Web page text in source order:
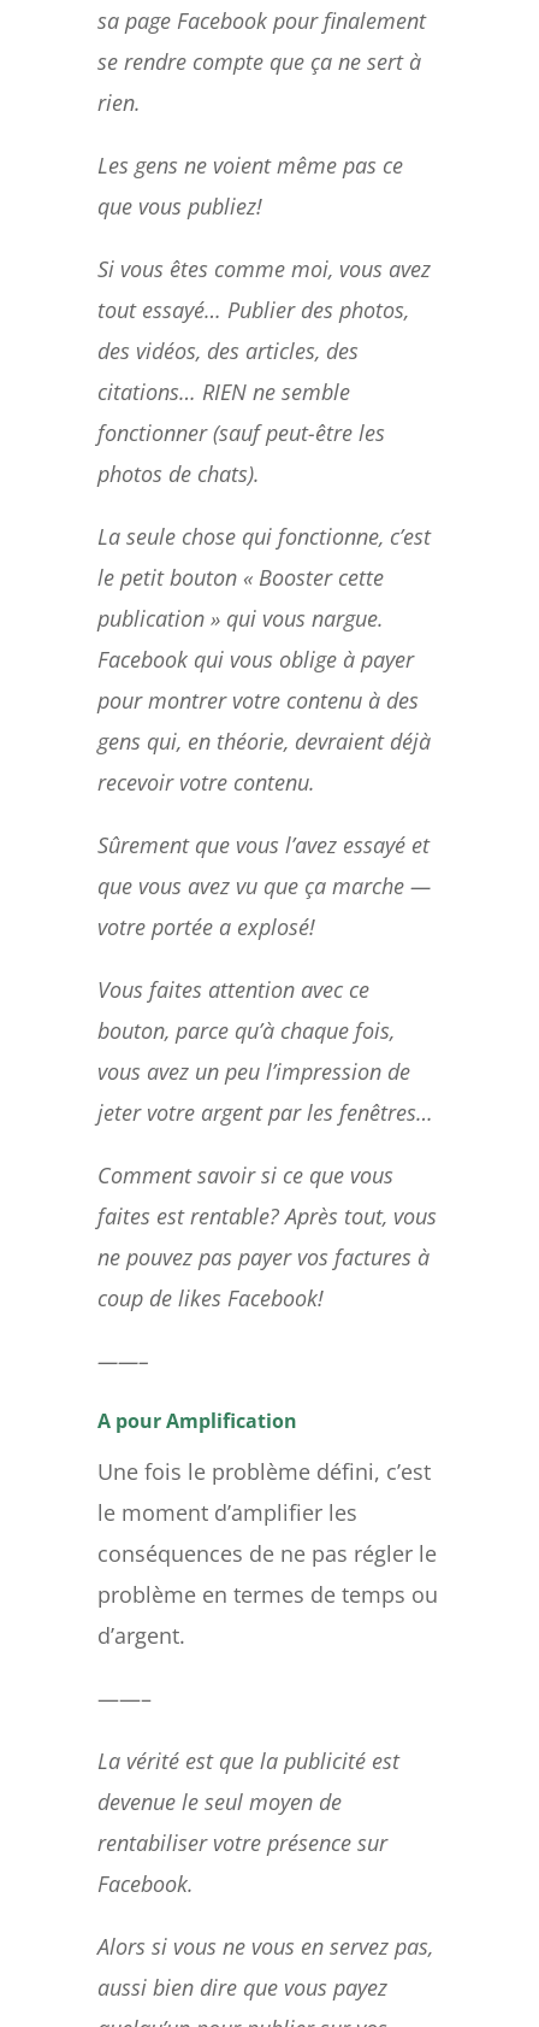
sa page Facebook pour finalement
se rendre compte que ça ne sert à
rien.
Les gens ne voient même pas ce
que vous publiez!
Si vous êtes comme moi, vous avez
tout essayé… Publier des photos,
des vidéos, des articles, des
citations… RIEN ne semble
fonctionner (sauf peut-être les
photos de chats).
La seule chose qui fonctionne, c’est
le petit bouton « Booster cette
publication » qui vous nargue.
Facebook qui vous oblige à payer
pour montrer votre contenu à des
gens qui, en théorie, devraient déjà
recevoir votre contenu.
Sûrement que vous l’avez essayé et
que vous avez vu que ça marche —
votre portée a explosé!
Vous faites attention avec ce
bouton, parce qu’à chaque fois,
vous avez un peu l’impression de
jeter votre argent par les fenêtres…
Comment savoir si ce que vous
faites est rentable? Après tout, vous
ne pouvez pas payer vos factures à
coup de likes Facebook!
——–
A pour Amplification
Une fois le problème défini, c’est
le moment d’amplifier les
conséquences de ne pas régler le
problème en termes de temps ou
d’argent.
——–
La vérité est que la publicité est
devenue le seul moyen de
rentabiliser votre présence sur
Facebook.
Alors si vous ne vous en servez pas,
aussi bien dire que vous payez